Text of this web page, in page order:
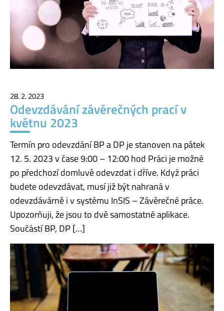
28. 2. 2023
Odevzdávání závěrečných prací v
květnu 2023
Termín pro odevzdání BP a DP je stanoven na pátek
12. 5. 2023 v čase 9:00 – 12:00 hod Práci je možné
po předchozí domluvě odevzdat i dříve. Když práci
budete odevzdávat, musí již být nahraná v
odevzdávárně i v systému InSIS – Závěrečné práce.
Upozorňuji, že jsou to dvě samostatné aplikace.
Součástí BP, DP […]